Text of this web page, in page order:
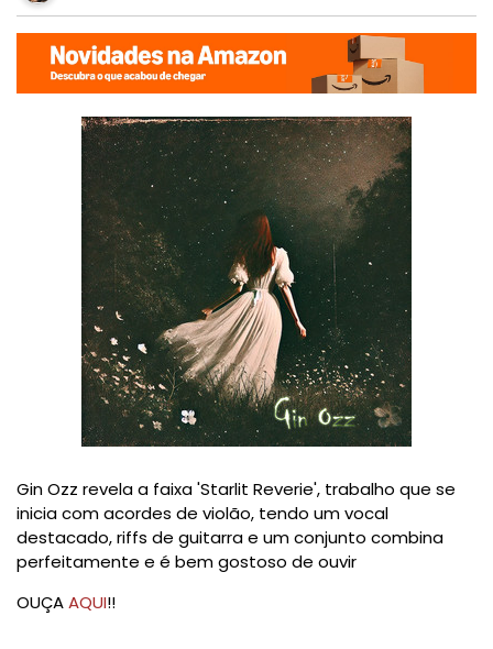
Gin Ozz revela a faixa 'Starlit Reverie', trabalho que se
inicia com acordes de violão, tendo um vocal
destacado, riffs de guitarra e um conjunto combina
perfeitamente e é bem gostoso de ouvir
OUÇAAQUI!!